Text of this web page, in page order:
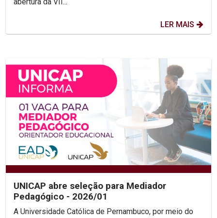
abertura da VII...
LER MAIS
UNICAP abre seleção para Mediador
Pedagógico - 2026/01
A Universidade Católica de Pernambuco, por meio do